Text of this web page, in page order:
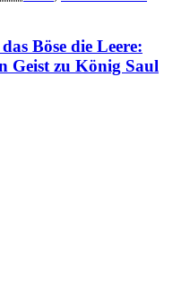
Böse die Leere:
Geist zu König Saul